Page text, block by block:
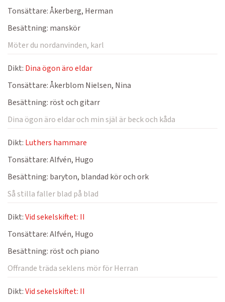
Tonsättare:Åkerberg, Herman
Besättning: manskör
Möter du nordanvinden, karl
Dikt: Dina ögon äro eldar
Tonsättare:Åkerblom Nielsen, Nina
Besättning: röst och gitarr
Dina ögon äro eldar och min själ är beck och kåda
Dikt: Luthers hammare
Tonsättare:Alfvén, Hugo
Besättning: baryton, blandad kör och ork
Så stilla faller blad på blad
Dikt:Vid sekelskiftet: II
Tonsättare:Alfvén, Hugo
Besättning: röst och piano
Offrande träda seklens mör för Herran
Dikt:Vid sekelskiftet: II